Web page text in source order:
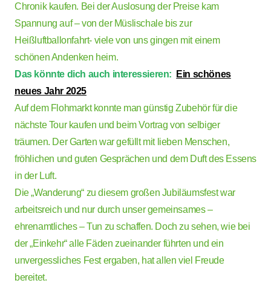
Chronik kaufen. Bei der Auslosung der Preise kam
Spannung auf – von der Müslischale bis zur
Heißluftballonfahrt- viele von uns gingen mit einem
schönen Andenken heim.
Das könnte dich auch interessieren:
Ein schönes
neues Jahr 2025
Auf dem Flohmarkt konnte man günstig Zubehör für die
nächste Tour kaufen und beim Vortrag von selbiger
träumen. Der Garten war gefüllt mit lieben Menschen,
fröhlichen und guten Gesprächen und dem Duft des Essens
in der Luft.
Die „Wanderung“ zu diesem großen Jubiläumsfest war
arbeitsreich und nur durch unser gemeinsames –
ehrenamtliches – Tun zu schaffen. Doch zu sehen, wie bei
der „Einkehr“ alle Fäden zueinander führten und ein
unvergessliches Fest ergaben, hat allen viel Freude
bereitet.